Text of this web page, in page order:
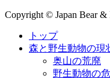
Copyright © Japan Bear &
トップ
森と野生動物の現
奥山の荒廃
野生動物の